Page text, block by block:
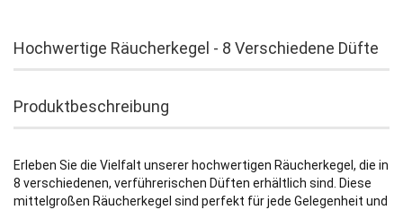
Hochwertige Räucherkegel - 8 Verschiedene Düfte
Produktbeschreibung
Erleben Sie die Vielfalt unserer hochwertigen Räucherkegel, die in
8 verschiedenen, verführerischen Düften erhältlich sind. Diese
mittelgroßen Räucherkegel sind perfekt für jede Gelegenheit und